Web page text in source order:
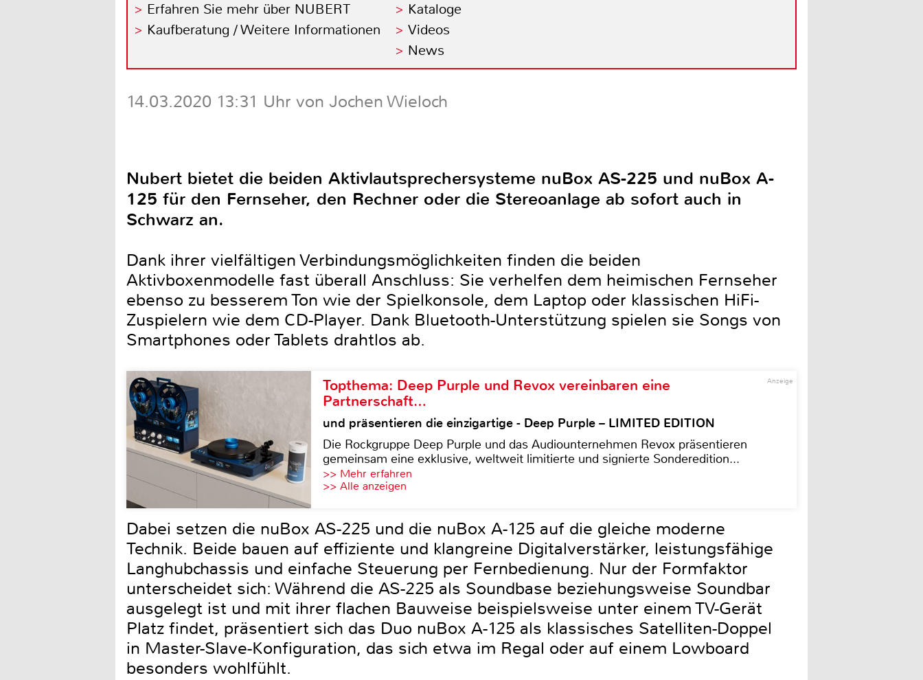
Erfahren Sie mehr über NUBERT
Kaufberatung / Weitere Informationen
Kataloge
Videos
News
14.03.2020 13:31 Uhr von Jochen Wieloch
Nubert bietet die beiden Aktivlautsprechersysteme nuBox AS-225 und nuBox A-
125 für den Fernseher, den Rechner oder die Stereoanlage ab sofort auch in
Schwarz an.
Dank ihrer vielfältigen Verbindungsmöglichkeiten finden die beiden
Aktivboxenmodelle fast überall Anschluss: Sie verhelfen dem heimischen Fernseher
ebenso zu besserem Ton wie der Spielkonsole, dem Laptop oder klassischen HiFi-
Zuspielern wie dem CD-Player. Dank Bluetooth-Unterstützung spielen sie Songs von
Smartphones oder Tablets drahtlos ab.
Anzeige
Topthema: Deep Purple und Revox vereinbaren eine
Partnerschaft…
und präsentieren die einzigartige - Deep Purple – LIMITED EDITION
Die Rockgruppe Deep Purple und das Audiounternehmen Revox präsentieren
gemeinsam eine exklusive, weltweit limitierte und signierte Sonderedition...
>> Mehr erfahren
>> Alle anzeigen
Dabei setzen die nuBox AS-225 und die nuBox A-125 auf die gleiche moderne
Technik. Beide bauen auf effiziente und klangreine Digitalverstärker, leistungsfähige
Langhubchassis und einfache Steuerung per Fernbedienung. Nur der Formfaktor
unterscheidet sich: Während die AS-225 als Soundbase beziehungsweise Soundbar
ausgelegt ist und mit ihrer flachen Bauweise beispielsweise unter einem TV-Gerät
Platz findet, präsentiert sich das Duo nuBox A-125 als klassisches Satelliten-Doppel
in Master-Slave-Konfiguration, das sich etwa im Regal oder auf einem Lowboard
besonders wohlfühlt.